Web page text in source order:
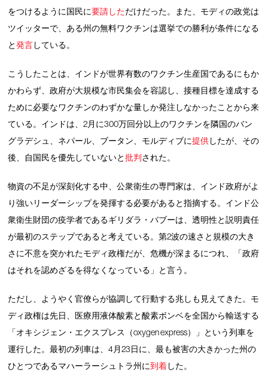
をつけるように国民に要請しただけだった。また、モディの政党は
ツイッターで、ある州の無料ワクチンは選挙での勝利が条件になる
と発言している。
こうしたことは、インドが世界有数のワクチン生産国であるにもか
かわらず、政府が大規模な市民集会を容認し、接種目標を達成する
ために必要なワクチンのわずかな量しか発注しなかったことから来
ている。インドは、2月に300万回分以上のワクチンを隣国のバン
グラデシュ、ネパール、ブータン、モルディブに提供したが、その
後、自国民を優先していないと批判 された。
物資の不足が深刻化する中、公衆衛生の専門家は、インド政府がよ
り強いリーダーシップを発揮する必要があると指摘する。インド公
衆衛生財団の疫学者であるギリダラ・バブーは、透明性と説明責任
が最初のステップであると考えている。第2波の速さと規模の大き
さに不意を突かれたモディ政権だが、危機が深まるにつれ、「政府
はそれを認めざるを得なくなっている」と言う。
ただし、ようやく官僚らが協調して行動する兆しも見えてきた。モ
ディ政権は先日、医療用液体酸素と酸素ボンベを全国から輸送する
「オキシジェン・エクスプレス（oxygen express）」という列車を
運行した。最初の列車は、4月23日に、最も被害の大きかった州の
ひとつであるマハーラーシュトラ州に到着した。